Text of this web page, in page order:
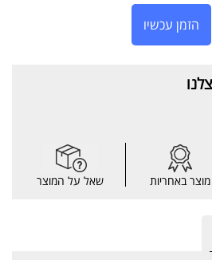
הזמן עכשיו
מוצר באחריות שאל על המוצר